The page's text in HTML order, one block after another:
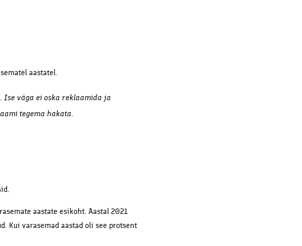
aastatel.
Ise väga ei oska reklaamida ja
tegema hakata.
aastate esikoht. Aastal 2021
Kui varasemad aastad oli see protsent